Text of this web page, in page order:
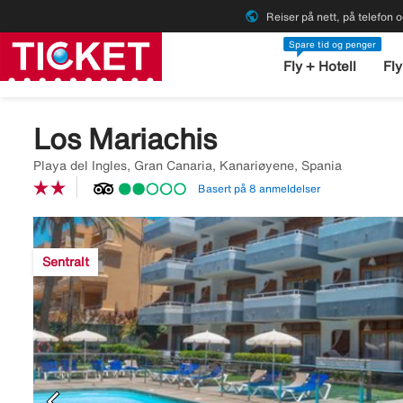
public Reiser på nett, på telefon
Spare tid og penger
Fly + Hotell Fly
Los Mariachis
Playa del Ingles, Gran Canaria, Kanariøyene, Spania
Basert på 8 anmeldelser
Sentralt
Image
description
missing